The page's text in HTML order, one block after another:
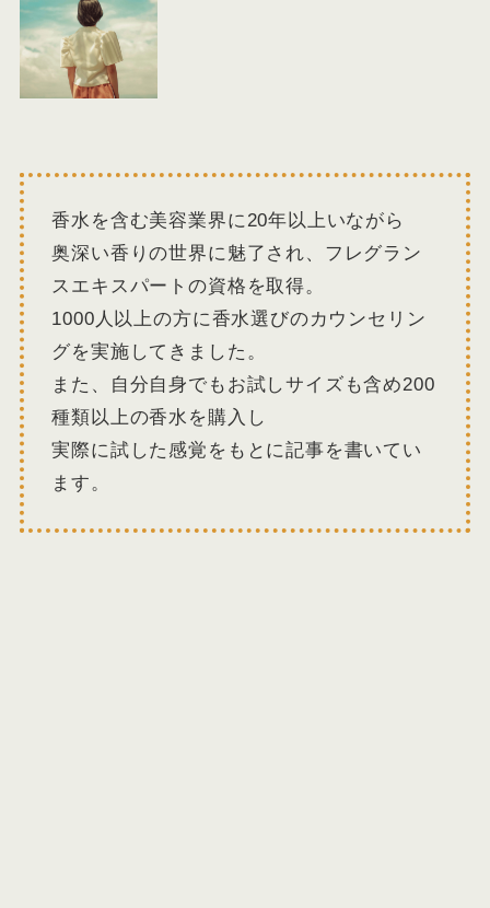
香水を含む美容業界に20年以上いながら
奥深い香りの世界に魅了され、フレグラン
スエキスパートの資格を取得。
1000人以上の方に香水選びのカウンセリン
グを実施してきました。
また、自分自身でもお試しサイズも含め200
種類以上の香水を購入し
実際に試した感覚をもとに記事を書いてい
ます。